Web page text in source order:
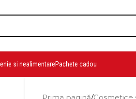
si nealimentarePachete cadou